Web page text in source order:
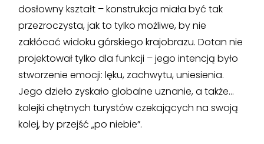
dosłowny kształt – konstrukcja miała być tak
przezroczysta, jak to tylko możliwe, by nie
zakłócać widoku górskiego krajobrazu. Dotan nie
projektował tylko dla funkcji – jego intencją było
stworzenie emocji: lęku, zachwytu, uniesienia.
Jego dzieło zyskało globalne uznanie, a także…
kolejki chętnych turystów czekających na swoją
kolej, by przejść „po niebie”.